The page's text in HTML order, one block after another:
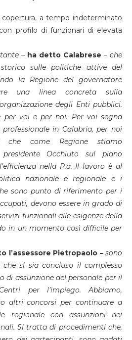
a tempo indeterminato
profilo di funzionari di elevata
– ha detto Calabrese – che
sulle politiche attive del
la Regione del governatore
una linea concreta sulla
degli Enti pubblici.
per voi e per noi. Per voi segna
in Calabria, per noi
come Regione stiamo
Occhiuto sul piano
nella P.a. Il lavoro è al
nazionale e regionale e i
sono punto di riferimento per i
devono essere in grado di
funzionali alle esigenze della
in un momento così difficile per
l’assessore Pietropaolo –sono
si sia concluso il complesso
di assunzione del personale per il
per l’impiego. Abbiamo,
altri concorsi per continuare a
regionale con assunzioni nei
Si tratta di procedimenti che,